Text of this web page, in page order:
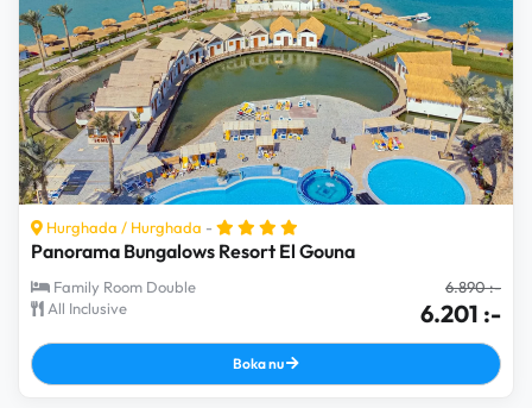
Hurghada / Hurghada -
Panorama Bungalows Resort El Gouna
Family Room Double
All Inclusive
6.890 :-
6.201 :-
Boka nu